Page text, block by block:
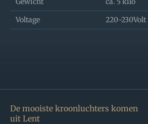
Voltage
220-230Volt
De mooiste kroonluchters komen
uit Lent